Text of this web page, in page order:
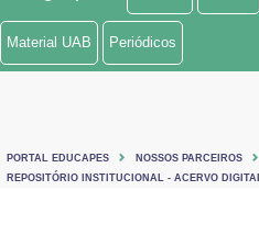
Ministério de Minas e Energia
Ministério do Turismo
Material UAB Periódicos
PORTAL EDUCAPES
NOSSOS PARCEIROS
REPOSITÓRIO INSTITUCIONAL - ACERVO